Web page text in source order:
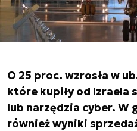
O 25 proc. wzrosła w
które kupiły od Izraela
lub narzędzia cyber. W
również wyniki